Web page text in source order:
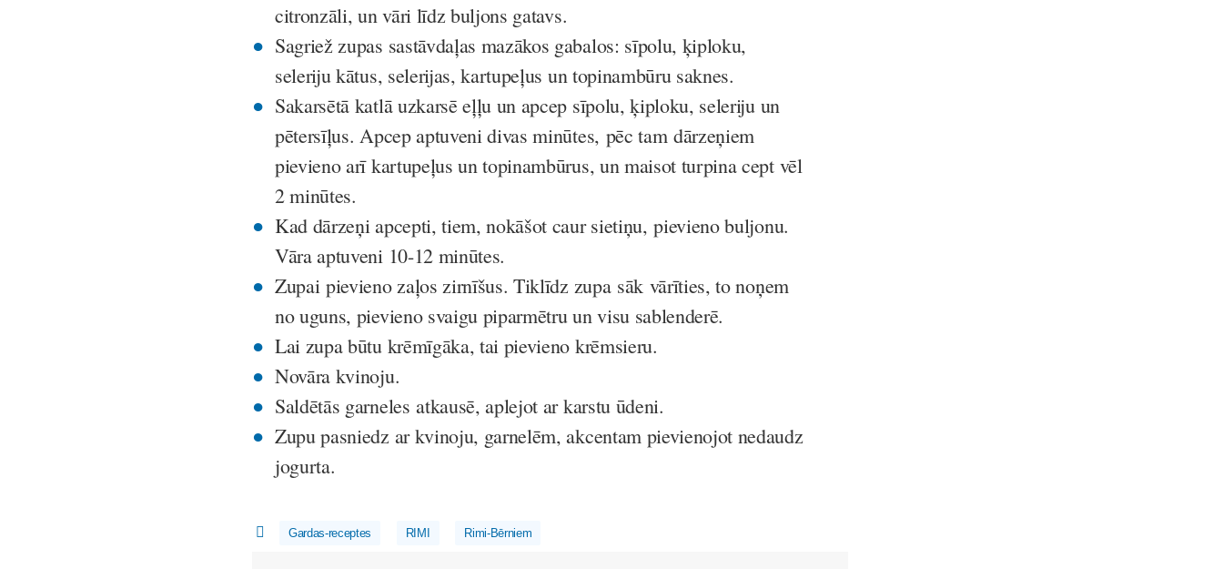
citronzāli, un vāri līdz buljons gatavs.
Sagriež zupas sastāvdaļas mazākos gabalos: sīpolu, ķiploku,
seleriju kātus, selerijas, kartupeļus un topinambūru saknes.
Sakarsētā katlā uzkarsē eļļu un apcep sīpolu, ķiploku, seleriju un
pētersīļus. Apcep aptuveni divas minūtes, pēc tam dārzeņiem
pievieno arī kartupeļus un topinambūrus, un maisot turpina cept vēl
2 minūtes.
Kad dārzeņi apcepti, tiem, nokāšot caur sietiņu, pievieno buljonu.
Vāra aptuveni 10-12 minūtes.
Zupai pievieno zaļos zirnīšus. Tiklīdz zupa sāk vārīties, to noņem
no uguns, pievieno svaigu piparmētru un visu sablenderē.
Lai zupa būtu krēmīgāka, tai pievieno krēmsieru.
Novāra kvinoju.
Saldētās garneles atkausē, aplejot ar karstu ūdeni.
Zupu pasniedz ar kvinoju, garnelēm, akcentam pievienojot nedaudz
jogurta.
Gardas-receptes RIMI Rimi-Bērniem